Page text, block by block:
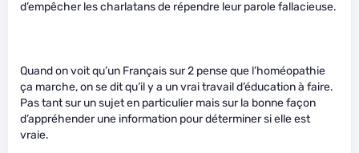
d’empêcher les charlatans de répendre leur parole fallacieuse.
Quand on voit qu’un Français sur 2 pense que l’homéopathie
ça marche, on se dit qu’il y a un vrai travail d’éducation à faire.
Pas tant sur un sujet en particulier mais sur la bonne façon
d’appréhender une information pour déterminer si elle est
vraie.